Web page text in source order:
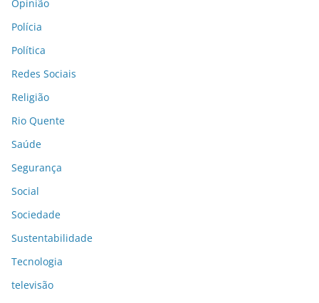
Opinião
Polícia
Política
Redes Sociais
Religião
Rio Quente
Saúde
Segurança
Social
Sociedade
Sustentabilidade
Tecnologia
televisão